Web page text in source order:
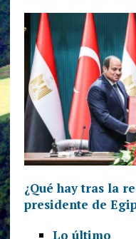
¿Qué hay tras la
presidente de
Lo último